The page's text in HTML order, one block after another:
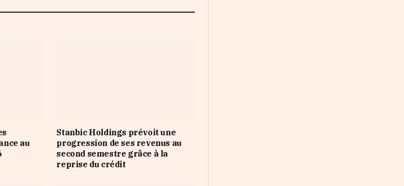
au
Stanbic Holdings prévoit une
progression de ses revenus au
second semestre grâce à la
reprise du crédit